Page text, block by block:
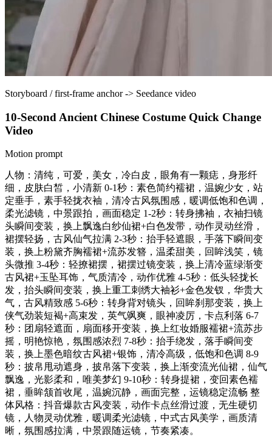
Storyboard / first-frame anchor-> Seedance video
10-Second Ancient Chinese Costume Quick Change
Video
Motion prompt
人物：清纯，可爱，美女，冷白皮，眼角有一颗痣，身形纤
细，皮肤白皙，小清新 0-1秒：素色简约襦裙，温婉少女，站
定垂手，素手轻拢衣袖，清冷古风氛围感，暖调低饱和色调，
柔光滤镜，中景跟拍，画面稳定 1-2秒：转身拂袖，衣袖扫镜
头瞬间变装，换上飘逸白纱仙裙+白色发带，动作灵动丝滑，
裙摆轻扬，古风仙气拉满 2-3秒：抬手轻遮眼，手落下瞬间变
装，换上粉黛齐胸襦裙+流苏发簪，温柔甜美，回眸浅笑，镜
头微推 3-4秒：轻撩裙摆，裙摆过镜变装，换上清冷蓝绿渐变
古风裙+玉坠耳饰，气质清冷，动作优雅 4-5秒：低头轻拢长
发，抬头瞬间变装，换上重工刺绣大袖衫+金色发钗，华贵大
气，古风精致感 5-6秒：转身背对镜头，回眸刹那变装，换上
侠气劲装短褐+高束发，英气飒爽，眼神凌厉，卡点利落 6-7
秒：团扇轻遮面，扇面移开变装，换上红妆婚服襦裙+流苏步
摇，明艳惊艳，氛围感浓烈 7-8秒：抬手绕发，落手瞬间变
装，换上墨色暗纹古风裙+银饰，清冷高级，低饱和色调 8-9
秒：披帛甩动遮身，披帛落下变装，换上渐变流光仙裙，仙气
飘逸，光影柔和，唯美梦幻 9-10秒：转身提裙，变回素色襦
裙，垂眸颔首收尾，温婉沉静，画面完整，运镜稳定流畅 整
体风格：抖音爆款古风变装，动作卡点丝滑过渡，无生硬切
镜，人物灵动优雅，暖调柔光滤镜，中式古风美学，画质清
晰，氛围感拉满，中景跟随运镜，节奏紧凑。